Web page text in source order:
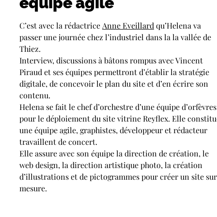
C’est avec la rédactrice Anne Eveillard qu’Helena va
passer une journée chez l’industriel dans la la vallée de
Thiez.
Interview, discussions à bâtons rompus avec Vincent
Piraud et ses équipes permettront d’établir la stratégie
digitale, de concevoir le plan du site et d’en écrire son
contenu.
Helena se fait le chef d’orchestre d’une équipe d’orfèvres
pour le déploiement du site vitrine Reyflex. Elle
une équipe agile, graphistes, développeur et rédacteur
travaillent de concert.
Elle assure avec son équipe la direction de création, le
web design, la direction artistique photo, la création
d’illustrations et de pictogrammes pour créer un site sur
mesure.